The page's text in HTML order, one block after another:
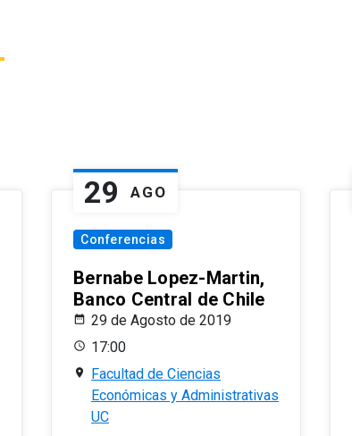
29 AGO
Conferencias
Bernabe Lopez-Martin,
Banco Central de Chile
29 de Agosto de 2019
17:00
Facultad de Ciencias
Económicas y Administrativas
UC